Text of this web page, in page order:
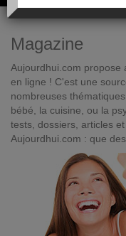
Magazine
Aujourdhui.com propose
en ligne ! C'est une
nombreuses
bébé, la cuisine, ou la
tests, dossiers, articles
Aujourdhui.com : que